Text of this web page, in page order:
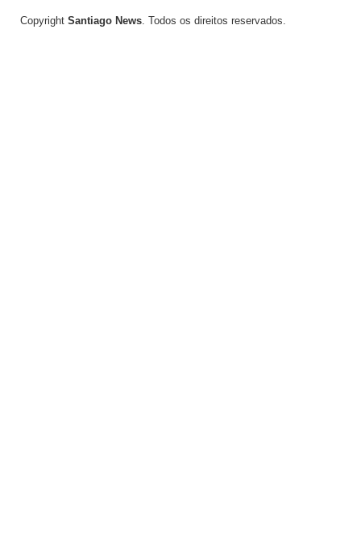
Copyright Santiago News. Todos os direitos reservados.